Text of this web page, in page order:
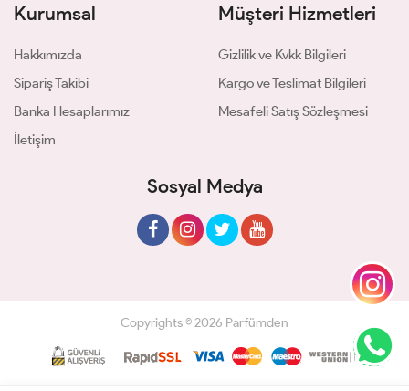
Kurumsal
Hakkımızda
Sipariş Takibi
Banka Hesaplarımız
İletişim
Müşteri Hizmetleri
Gizlilik ve Kvkk Bilgileri
Kargo ve Teslimat Bilgileri
Mesafeli Satış Sözleşmesi
Sosyal Medya
Copyrights © 2026 Parfümden